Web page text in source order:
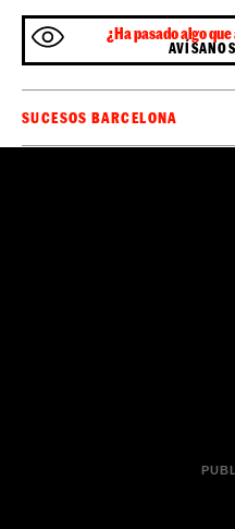
¿Ha pasado algo que
SUCESOS BARCELONA